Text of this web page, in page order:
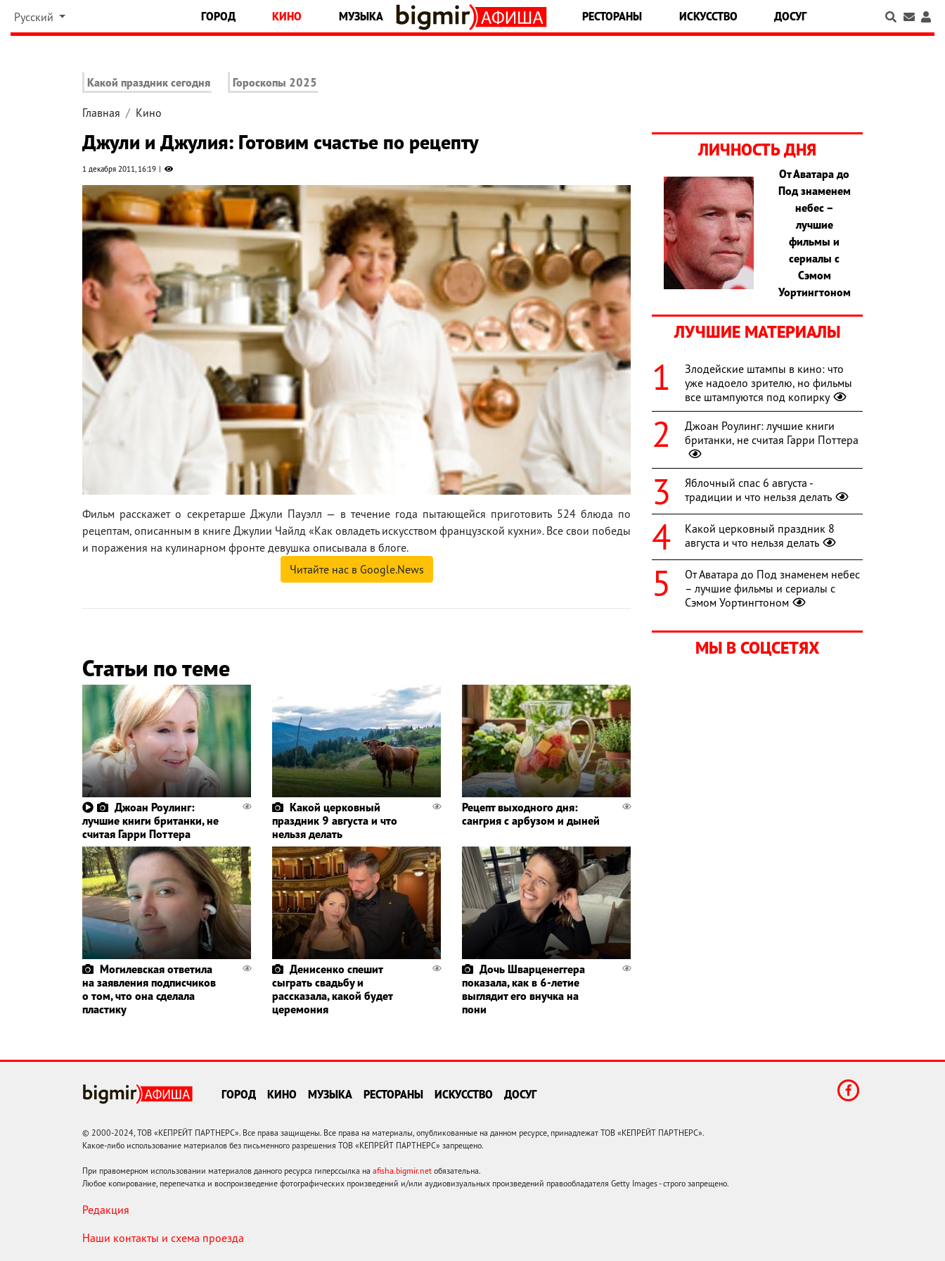
Русский ГОРОД КИНО МУЗЫКА РЕСТОРАНЫ ИСКУССТВО ДОСУГ
Какой праздник сегодня Гороскопы 2025
Главная Кино
Джули и Джулия: Готовим счастье по рецепту
1 декабря 2011, 16:19
Фильм расскажет о секретарше Джули Пауэлл — в течение года пытающейся приготовить 524 блюда по
рецептам, описанным в книге Джулии Чайлд «Как овладеть искусством французской кухни». Все свои победы
и поражения на кулинарном фронте девушка описывала в блоге.
Читайте нас в Google.News
Статьи по теме
Джоан Роулинг:
лучшие книги британки, не
считая Гарри Поттера
Какой церковный
праздник 9 августа и что
нельзя делать
Рецепт выходного дня:
сангрия с арбузом и дыней
Могилевская ответила
на заявления подписчиков
о том, что она сделала
пластику
Денисенко спешит
сыграть свадьбу и
рассказала, какой будет
церемония
Дочь Шварценеггера
показала, как в 6-летие
выглядит его внучка на
пони
ЛИЧНОСТЬ ДНЯ
От Аватара до
Под знаменем
небес –
лучшие
фильмы и
сериалы с
Сэмом
Уортингтоном
ЛУЧШИЕ МАТЕРИАЛЫ
Злодейские штампы в кино: что
уже надоело зрителю, но фильмы
все штампуются под копирку
Джоан Роулинг: лучшие книги
британки, не считая Гарри Поттера
Яблочный спас 6 августа -
традиции и что нельзя делать
Какой церковный праздник 8
августа и что нельзя делать
От Аватара до Под знаменем небес
– лучшие фильмы и сериалы с
Сэмом Уортингтоном
МЫ В СОЦСЕТЯХ
ГОРОД КИНО МУЗЫКА РЕСТОРАНЫ ИСКУССТВО ДОСУГ
© 2000-2024, ТОВ «КЕПРЕЙТ ПАРТНЕРС». Все права защищены. Все права на материалы, опубликованные на данном ресурсе, принадлежат ТОВ «КЕПРЕЙТ ПАРТНЕРС».
Какое-либо использование материалов без письменного разрешения ТОВ «КЕПРЕЙТ ПАРТНЕРС» запрещено.
При правомерном использовании материалов данного ресурса гиперссылка на afisha.bigmir.net обязательна.
Любое копирование, перепечатка и воспроизведение фотографических произведений и/или аудиовизуальных произведений правообладателя Getty Images - строго запрещено.
Редакция
Наши контакты и схема проезда